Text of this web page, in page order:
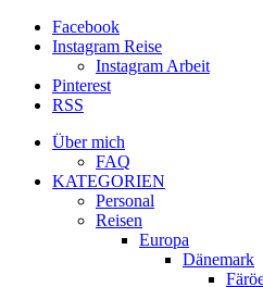
Facebook
Instagram Reise
Instagram Arbeit
Pinterest
RSS
Über mich
FAQ
KATEGORIEN
Personal
Reisen
Europa
Dänemark